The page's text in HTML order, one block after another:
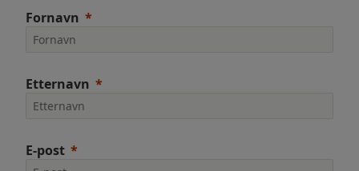
Fornavn
Etternavn
E-post